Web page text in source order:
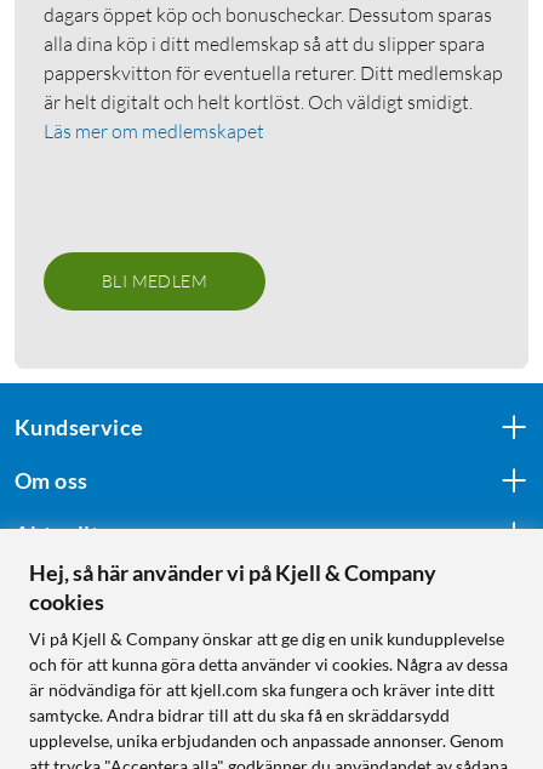
dagars öppet köp och bonuscheckar. Dessutom sparas
alla dina köp i ditt medlemskap så att du slipper spara
papperskvitton för eventuella returer. Ditt medlemskap
är helt digitalt och helt kortlöst. Och väldigt smidigt.
Läs mer om medlemskapet
BLI MEDLEM
Kundservice
Om oss
Aktuellt
Följ oss
Handla från:
Hej, så här använder vi på Kjell & Company
cookies
Vi på Kjell & Company önskar att ge dig en unik kundupplevelse
och för att kunna göra detta använder vi cookies. Några av dessa
är nödvändiga för att kjell.com ska fungera och kräver inte ditt
samtycke. Andra bidrar till att du ska få en skräddarsydd
upplevelse, unika erbjudanden och anpassade annonser. Genom